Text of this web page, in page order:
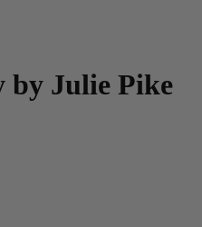
by Julie Pike